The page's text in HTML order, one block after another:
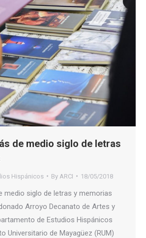
de medio siglo de letras
Hispánicos By ARCI 18/05/2018
medio siglo de letras y memorias
Arroyo Decanato de Artes y
de Estudios Hispánicos
Universitario de Mayagüez (RUM)